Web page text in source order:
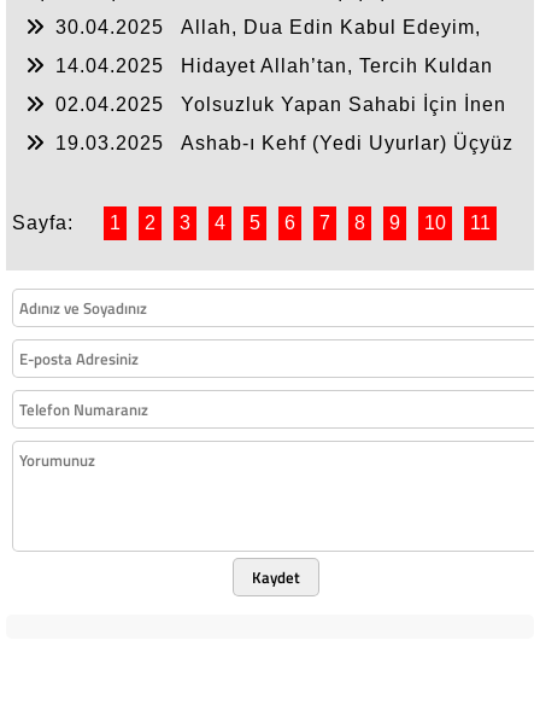
TERCİHİNE BIRAKILMIŞTIR
30.04.2025
Allah, Dua Edin Kabul Edeyim,
14.04.2025
Hidayet Allah’tan, Tercih Kuldan
02.04.2025
Yolsuzluk Yapan Sahabi İçin İnen
19.03.2025
Ashab-ı Kehf (Yedi Uyurlar) Üçyüz
Sayfa: 1 2 3 4 5 6 7 8 9 10 11
Kaydet